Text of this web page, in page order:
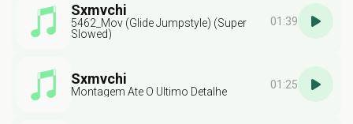
Sxmvchi
5462_Mov (Glide Jumpstyle) (Super
Slowed)
01:39
Sxmvchi
Montagem Ate O Ultimo Detalhe
01:25